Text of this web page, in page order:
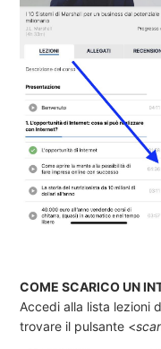
COME SCARICO UN
Accedi alla lista lezioni
trovare il pulsante <